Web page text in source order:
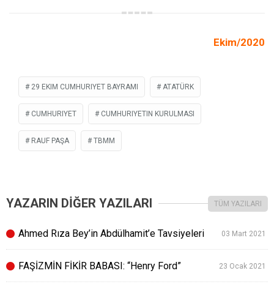
Ekim/2020
29 EKIM CUMHURIYET BAYRAMI ATATÜRK
CUMHURIYET CUMHURIYETIN KURULMASI
RAUF PAŞA TBMM
YAZARIN DİĞER YAZILARI TÜM YAZILARI
Ahmed Rıza Bey’in Abdülhamit’e Tavsiyeleri 03 Mart 2021
FAŞİZMİN FİKİR BABASI: “Henry Ford” 23 Ocak 2021